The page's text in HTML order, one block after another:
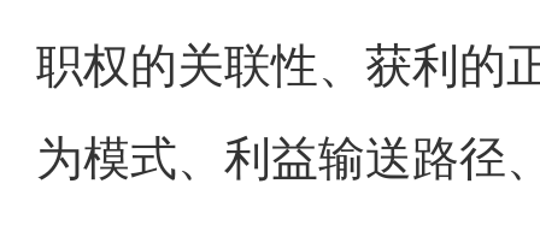
职权的关联性、获利的
为模式、利益输送路径